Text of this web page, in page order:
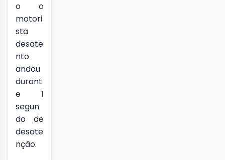
o o
motori
sta
desate
nto
andou
durant
e 1
segun
do de
desate
nção.